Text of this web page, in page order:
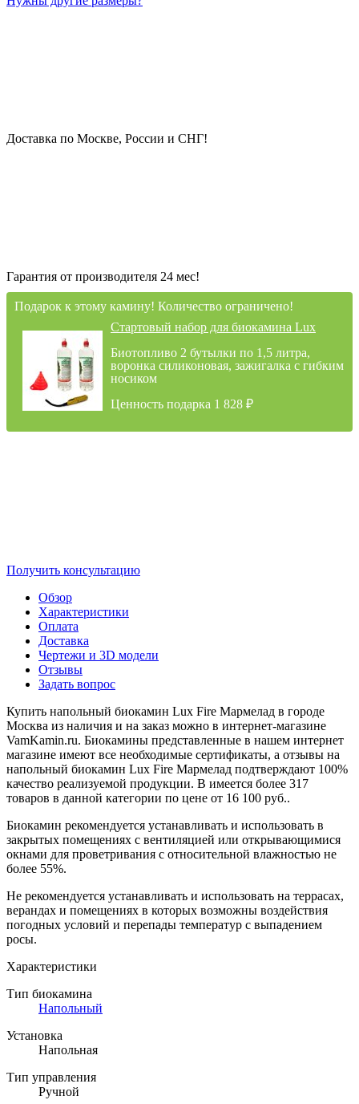
Доставка по Москве, России и СНГ!
Гарантия от производителя 24 мес!
Подарок к этому камину! Количество ограничено!
Стартовый набор для биокамина Lux
Биотопливо 2 бутылки по 1,5 литра,
воронка силиконовая, зажигалка с гибким
носиком
Ценность подарка 1 828 ₽
Получить консультацию
Обзор
Характеристики
Оплата
Доставка
Чертежи и 3D модели
Отзывы
Задать вопрос
Купить напольный биокамин Lux Fire Мармелад в городе
Москва из наличия и на заказ можно в интернет-магазине
VamKamin.ru. Биокамины представленные в нашем интернет
магазине имеют все необходимые сертификаты, а отзывы на
напольный биокамин Lux Fire Мармелад подтверждают 100%
качество реализуемой продукции. В имеется более 317
товаров в данной категории по цене от 16 100 руб..
Биокамин рекомендуется устанавливать и использовать в
закрытых помещениях с вентиляцией или открывающимися
окнами для проветривания с относительной влажностью не
более 55%.
Не рекомендуется устанавливать и использовать на террасах,
верандах и помещениях в которых возможны воздействия
погодных условий и перепады температур с выпадением
росы.
Характеристики
Тип биокамина
Напольный
Установка
Напольная
Тип управления
Ручной